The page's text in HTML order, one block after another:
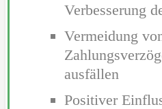
Verbesserung
Vermeidung
ausfällen
Positiver